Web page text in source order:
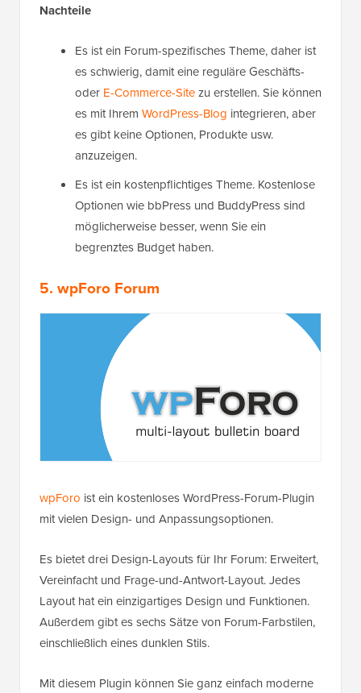
Nachteile
Es ist ein Forum-spezifisches Theme, daher ist
es schwierig, damit eine reguläre Geschäfts-
oder E-Commerce-Sitezu erstellen. Sie können
es mit Ihrem WordPress-Blog integrieren, aber
es gibt keine Optionen, Produkte usw.
anzuzeigen.
Es ist ein kostenpflichtiges Theme. Kostenlose
Optionen wie bbPress und BuddyPress sind
möglicherweise besser, wenn Sie ein
begrenztes Budget haben.
5. wpForo Forum
wpForo ist ein kostenloses WordPress-Forum-Plugin
mit vielen Design- und Anpassungsoptionen.
Es bietet drei Design-Layouts für Ihr Forum: Erweitert,
Vereinfacht und Frage-und-Antwort-Layout. Jedes
Layout hat ein einzigartiges Design und Funktionen.
Außerdem gibt es sechs Sätze von Forum-Farbstilen,
einschließlich eines dunklen Stils.
Mit diesem Plugin können Sie ganz einfach moderne